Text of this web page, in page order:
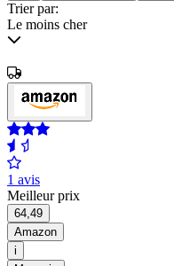
Trier par:
Le moins cher
1 avis
Meilleur prix
64,49
Amazon
i